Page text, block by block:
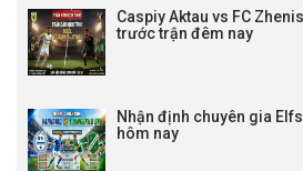
Caspiy Aktau vs FC
trước trận đêm nay
Nhận định chuyên gia
hôm nay